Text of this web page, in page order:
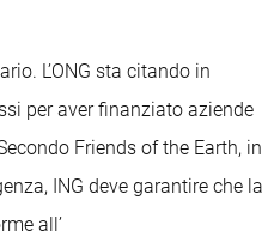
L’ONG sta citando in
per aver finanziato aziende
Friends of the Earth, in
ING deve garantire che la
all’